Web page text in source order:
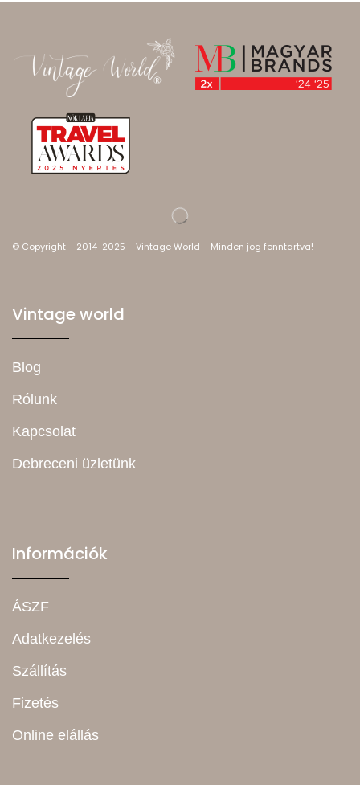
© Copyright – 2014-2025 – Vintage World – Minden jog fenntartva!
Vintage world
Blog
Rólunk
Kapcsolat
Debreceni üzletünk
Információk
ÁSZF
Adatkezelés
Szállítás
Fizetés
Online elállás